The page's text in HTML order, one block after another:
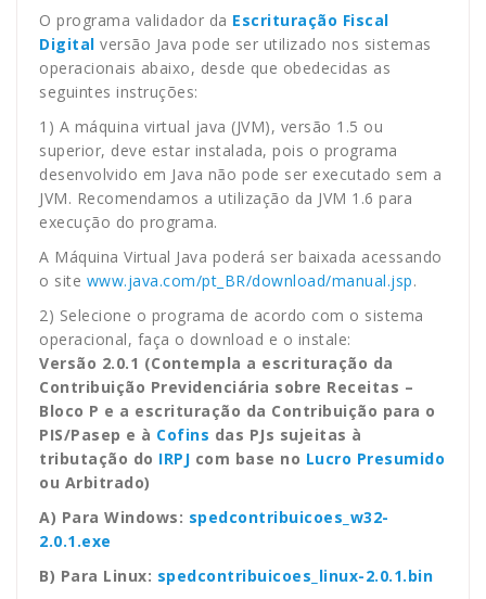
O programa validador da Escrituração Fiscal
Digital versão Java pode ser utilizado nos sistemas
operacionais abaixo, desde que obedecidas as
seguintes instruções:
1) A máquina virtual java (JVM), versão 1.5 ou
superior, deve estar instalada, pois o programa
desenvolvido em Java não pode ser executado sem a
JVM. Recomendamos a utilização da JVM 1.6 para
execução do programa.
A Máquina Virtual Java poderá ser baixada acessando
o site www.java.com/pt_BR/download/manual.jsp.
2) Selecione o programa de acordo com o sistema
operacional, faça o download e o instale:
Versão 2.0.1 (Contempla a escrituração da
Contribuição Previdenciária sobre Receitas –
Bloco P e a escrituração da Contribuição para o
PIS/Pasep e à Cofins das PJs sujeitas à
tributação do IRPJ com base no Lucro Presumido
ou Arbitrado)
A) Para Windows: spedcontribuicoes_w32-
2.0.1.exe
B) Para Linux: spedcontribuicoes_linux-2.0.1.bin